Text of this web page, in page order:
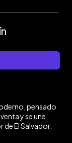
pensado
y se une.
El Salvador.